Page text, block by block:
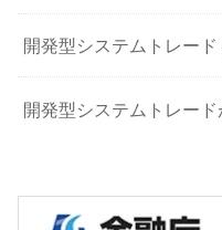
開発型システムトレード
開発型システムトレー